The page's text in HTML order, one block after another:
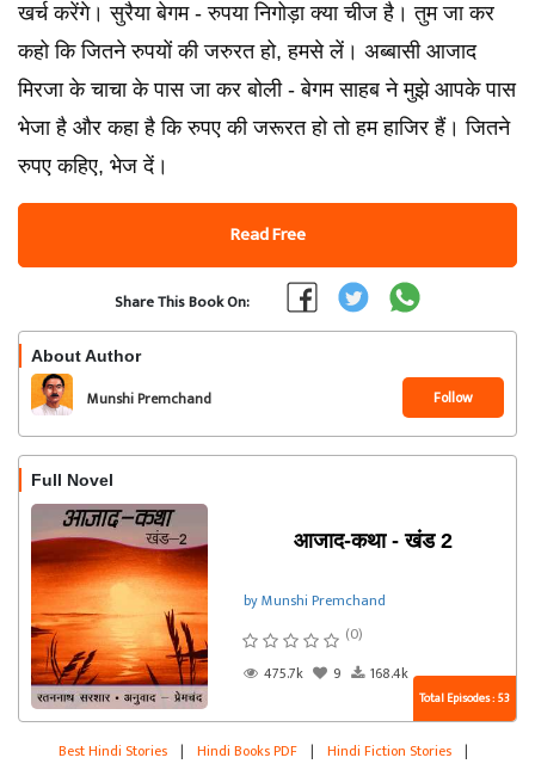
खर्च करेंगे। सुरैया बेगम - रुपया निगोड़ा क्या चीज है। तुम जा कर
कहो कि जितने रुपयों की जरुरत हो, हमसे लें। अब्बासी आजाद
मिरजा के चाचा के पास जा कर बोली - बेगम साहब ने मुझे आपके पास
भेजा है और कहा है कि रुपए की जरूरत हो तो हम हाजिर हैं। जितने
रुपए कहिए, भेज दें।
Read Free
Share This Book On:
About Author
Munshi Premchand Follow
Full Novel
आजाद-कथा - खंड 2
by Munshi Premchand
(0)
475.7k
9 168.4k
Total Episodes : 53
Best Hindi Stories | Hindi Books PDF | Hindi Fiction Stories |